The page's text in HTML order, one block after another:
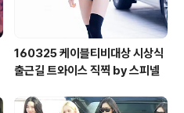
160325 케이블티비대상 시상식
출근길 트와이스 직찍 by 스피넬